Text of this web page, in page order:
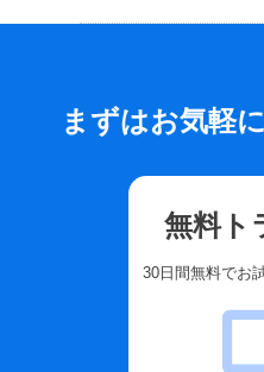
まずはお気軽
無料ト
30日間無料でお